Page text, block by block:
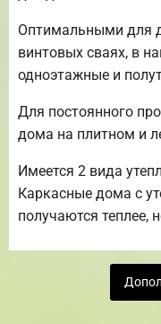
Оптимальными для
винтовых сваях, в
одноэтажные и
Для постоянного
дома на плитном и
Имеется 2 вида
Каркасные дома с
получаются теплее,